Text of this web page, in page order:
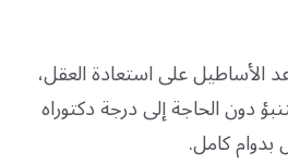
الأساطيل على استعادة العقل،
دون الحاجة إلى درجة دكتوراه
بدوام كامل.